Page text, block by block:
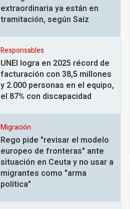
extraordinaria ya están en
tramitación, según Saiz
Responsables
UNEI logra en 2025 récord de
facturación con 38,5 millones
y 2.000 personas en el equipo,
el 87% con discapacidad
Migración
Rego pide "revisar el modelo
europeo de fronteras" ante
situación en Ceuta y no usar a
migrantes como "arma
política"